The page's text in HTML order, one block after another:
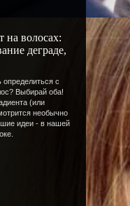
на волосах:
деграде,
с
Выбирай оба!
(или
необычно
идеи - в нашей